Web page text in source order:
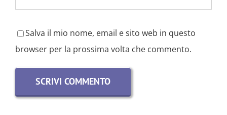
Salva il mio nome, email e sito web in questo
browser per la prossima volta che commento.